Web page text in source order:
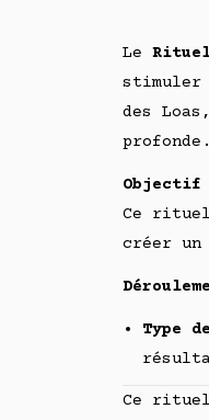
Le Rituel
stimuler
des
profonde.
Ce
créer un
Type
Ce